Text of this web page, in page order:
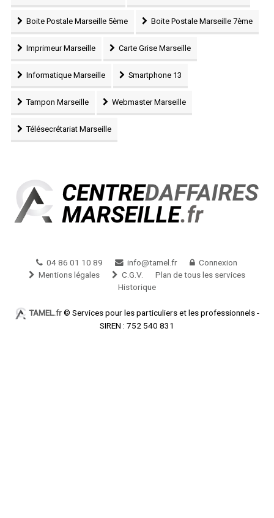
Boite Postale Marseille 5ème Boite Postale Marseille 7ème
Imprimeur Marseille Carte Grise Marseille
Informatique Marseille Smartphone 13
Tampon Marseille Webmaster Marseille
Télésecrétariat Marseille
04 86 01 10 89 info@tamel.fr
Connexion
Mentions légales
C.G.V.
Plan de tous les services
Historique
TAMEL.fr© Services pour les particuliers et les professionnels -
SIREN : 752 540 831